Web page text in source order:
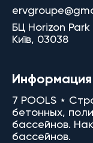
БЦ Horizon
Київ, 03038
Информация
7 POOLS ⋆
бетонных,
бассейнов.
бассейнов.